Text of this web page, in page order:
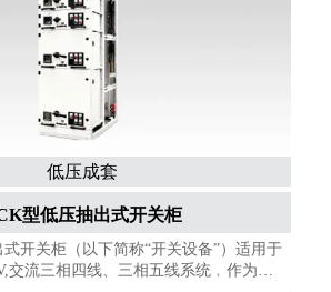
低压成套
型低压抽出式开关柜
开关柜（以下简称“开关设备”）适用于
交流三相四线、三相五线系统﹐作为电